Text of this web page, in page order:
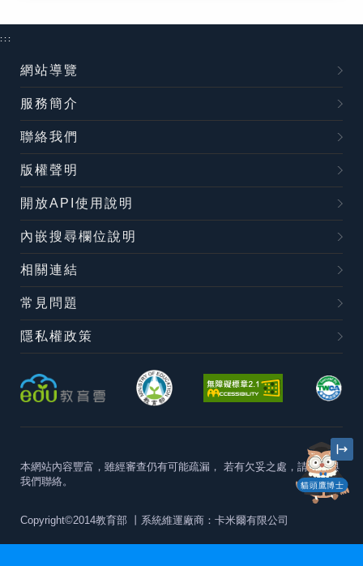
貓頭鷹博士
:::
網站導覽
服務簡介
聯絡我們
版權聲明
開放API使用說明
內嵌搜尋欄位說明
相關連結
常見問題
隱私權政策
本網站內容豐富，雖經審查仍有可能疏漏， 若有欠妥之處，請隨時與
我們聯絡。
Copyright©2014教育部 丨系統維運廠商：卡米爾有限公司